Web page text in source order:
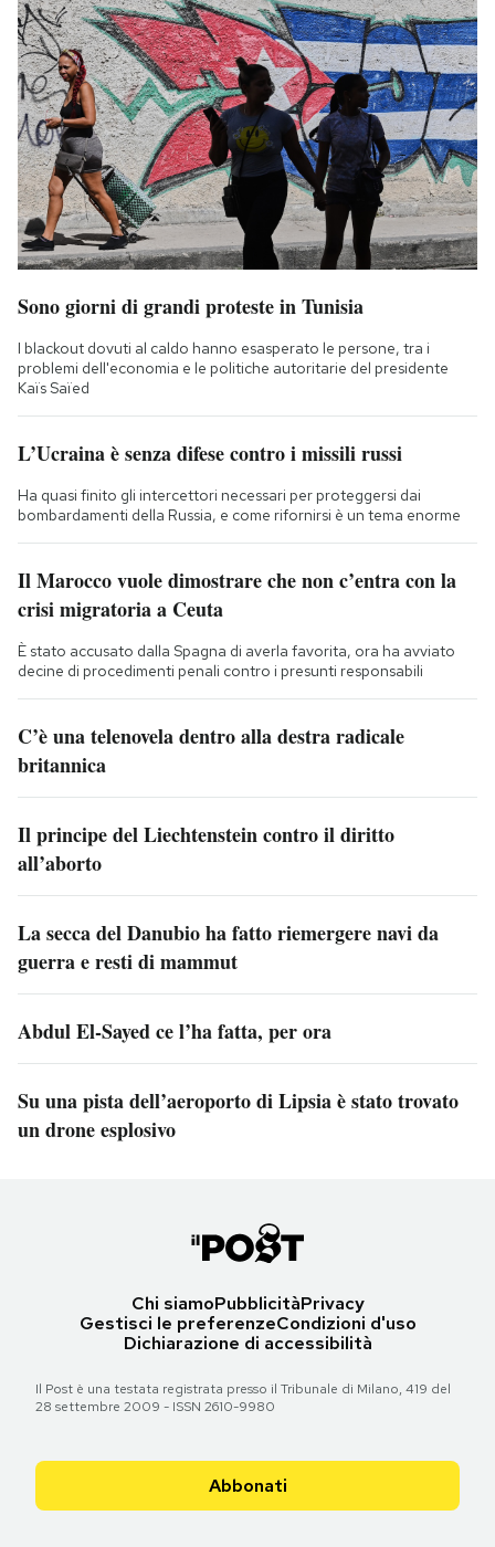
Sono giorni di grandi proteste in Tunisia
I blackout dovuti al caldo hanno esasperato le persone, tra i
problemi dell'economia e le politiche autoritarie del presidente
Kaïs Saïed
L’Ucraina è senza difese contro i missili russi
Ha quasi finito gli intercettori necessari per proteggersi dai
bombardamenti della Russia, e come rifornirsi è un tema enorme
Il Marocco vuole dimostrare che non c’entra con la
crisi migratoria a Ceuta
È stato accusato dalla Spagna di averla favorita, ora ha avviato
decine di procedimenti penali contro i presunti responsabili
C’è una telenovela dentro alla destra radicale
britannica
Il principe del Liechtenstein contro il diritto
all’aborto
La secca del Danubio ha fatto riemergere navi da
guerra e resti di mammut
Abdul El-Sayed ce l’ha fatta, per ora
Su una pista dell’aeroporto di Lipsia è stato trovato
un drone esplosivo
Chi siamoPubblicitàPrivacy
Gestisci le preferenzeCondizioni d'uso
Dichiarazione di accessibilità
Il Post è una testata registrata presso il Tribunale di Milano, 419 del
28 settembre 2009 - ISSN 2610-9980
Abbonati